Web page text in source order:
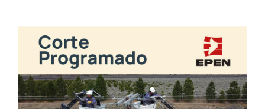
Aluminé
el
24,
25
y
26/02/26